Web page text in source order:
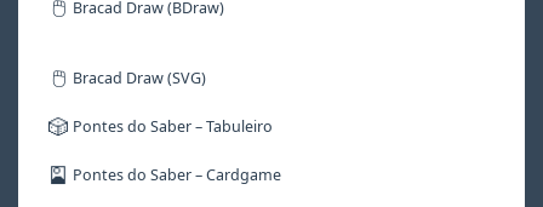
🖱️ Bracad Draw (BDraw)
🖱️ Bracad Draw (SVG)
🎲 Pontes do Saber – Tabuleiro
🎴 Pontes do Saber – Cardgame